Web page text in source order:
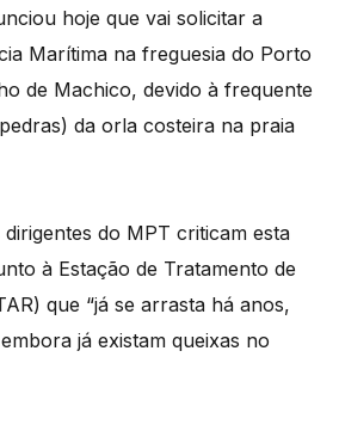
hoje que vai solicitar a
Marítima na freguesia do Porto
de Machico, devido à frequente
da orla costeira na praia
do MPT criticam esta
à Estação de Tratamento de
que “já se arrasta há anos,
já existam queixas no